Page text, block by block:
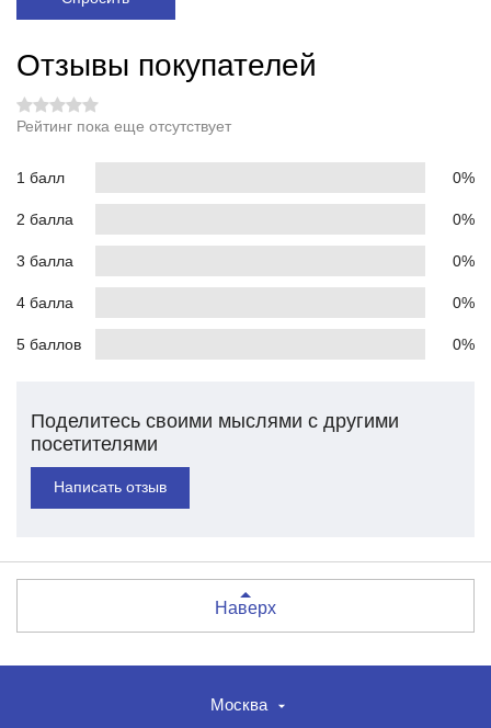
Отзывы покупателей
Рейтинг пока еще отсутствует
1 балл 0%
2 балла 0%
3 балла 0%
4 балла 0%
5 баллов 0%
Поделитесь своими мыслями с другими
посетителями
Написать отзыв
Наверх
Москва